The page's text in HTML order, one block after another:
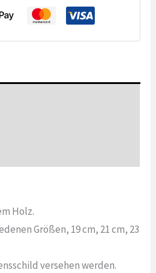
Holz.
Größen, 19 cm, 21 cm, 23
versehen werden.